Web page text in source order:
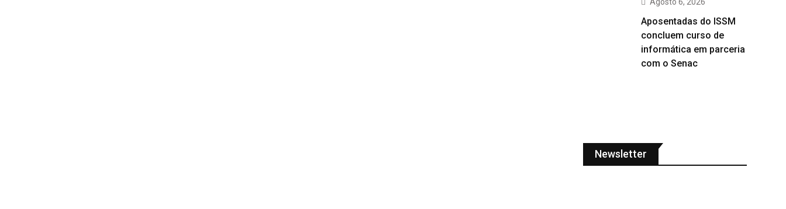
Aposentadas do ISSM
concluem curso de
informática em parceria
com o Senac
Newsletter